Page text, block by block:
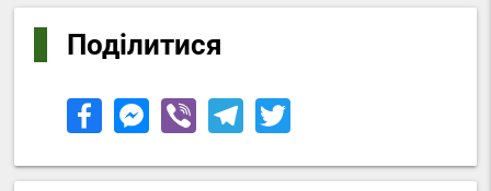
Поділитися